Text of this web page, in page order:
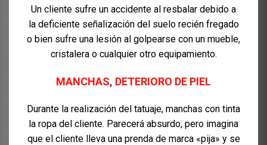
Un cliente sufre un accidente al resbalar debido a
la deficiente señalización del suelo recién fregado
o bien sufre una lesión al golpearse con un mueble,
cristalera o cualquier otro equipamiento.
MANCHAS, DETERIORO DE PIEL
Durante la realización del tatuaje, manchas con tinta
la ropa del cliente. Parecerá absurdo, pero imagina
que el cliente lleva una prenda de marca «pija» y se